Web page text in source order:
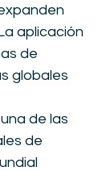
aplicación
de
globales
de las
de